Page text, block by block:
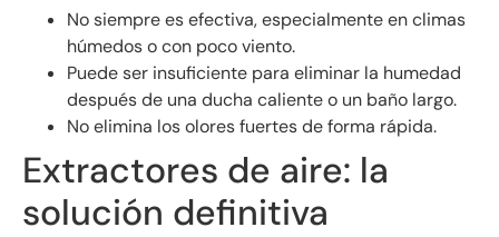
No siempre es efectiva, especialmente en climas
húmedos o con poco viento.
Puede ser insuficiente para eliminar la humedad
después de una ducha caliente o un baño largo.
No elimina los olores fuertes de forma rápida.
Extractores de aire: la
solución definitiva